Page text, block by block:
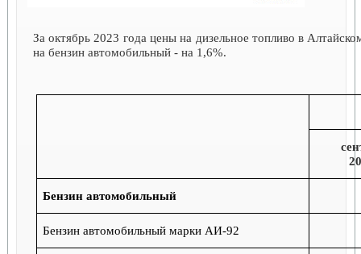
За октябрь 2023 года цены на дизельное топливо в
на бензин автомобильный - на 1,6%.
Бензин автомобильный
Бензин автомобильный марки АИ-92